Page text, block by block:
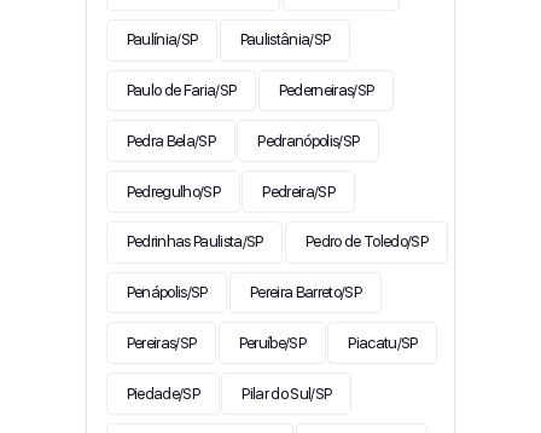
Paulínia/SP Paulistânia/SP
Paulo de Faria/SP Pederneiras/SP
Pedra Bela/SP Pedranópolis/SP
Pedregulho/SP Pedreira/SP
Pedrinhas Paulista/SP Pedro de Toledo/SP
Penápolis/SP Pereira Barreto/SP
Pereiras/SP Peruíbe/SP Piacatu/SP
Piedade/SP Pilar do Sul/SP